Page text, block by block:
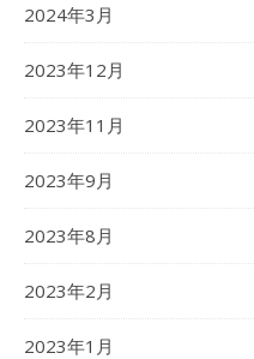
2024年3月
2023年12月
2023年11月
2023年9月
2023年8月
2023年2月
2023年1月